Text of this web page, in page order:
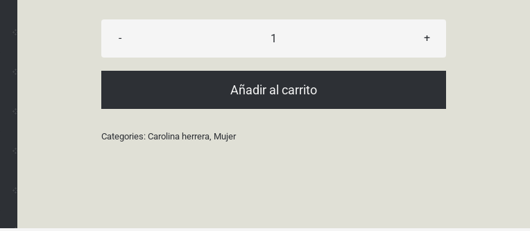
Good
Gold
Añadir al carrito
Categories: Carolina herrera, Mujer